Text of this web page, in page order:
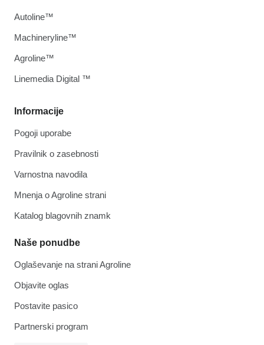
Informacije
Pogoji uporabe
Pravilnik o zasebnosti
Varnostna navodila
Mnenja o Agroline strani
Katalog blagovnih znamk
Naše ponudbe
Oglaševanje na strani Agroline
Objavite oglas
Postavite pasico
Partnerski program
Autoline™
Machineryline™
Agroline™
Linemedia Digital ™